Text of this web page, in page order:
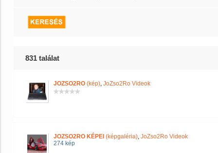
831 találat
JOZSO2RO (kép), JoZso2Ro Videok
JOZSO2RO KÉPEI (képgaléria), JoZso2Ro Videok
274 kép